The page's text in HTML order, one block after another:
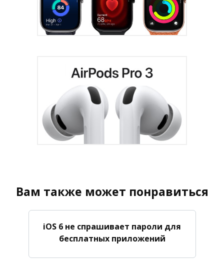
Вам также может понравиться
iOS 6 не спрашивает пароли для
бесплатных приложений